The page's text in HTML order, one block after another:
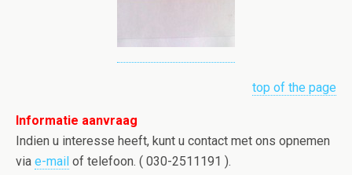
top of the page
Informatie aanvraag
Indien u interesse heeft, kunt u contact met ons opnemen
via e-mail of telefoon. ( 030-2511191 ).